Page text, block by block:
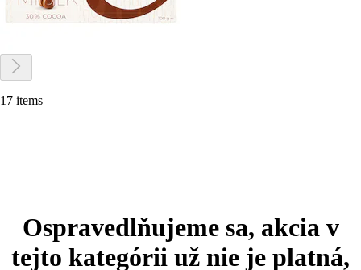
17 items
Ospravedlňujeme sa, akcia v
tejto kategórii už nie je platná,